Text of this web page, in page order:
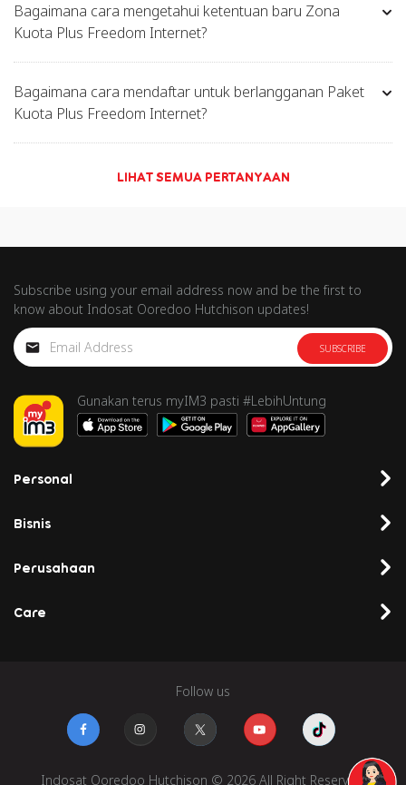
Bagaimana cara mengetahui ketentuan baru Zona
Kuota Plus Freedom Internet?
Bagaimana cara mendaftar untuk berlangganan Paket
Kuota Plus Freedom Internet?
LIHAT SEMUA PERTANYAAN
Subscribe using your email address now and be the first to
know about Indosat Ooredoo Hutchison updates!
SUBSCRIBE
Gunakan terus myIM3 pasti #LebihUntung
Personal
Bisnis
Perusahaan
Care
Indosat Ooredoo Hutchison © 2026 All Right Reserved
Follow us